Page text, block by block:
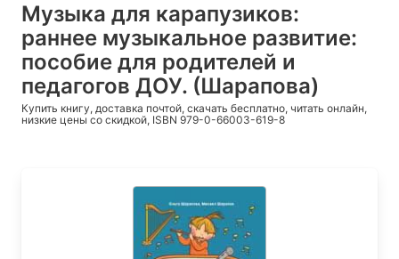
Музыка для карапузиков:
раннее музыкальное развитие:
пособие для родителей и
педагогов ДОУ. (Шарапова)
Купить книгу, доставка почтой, скачать бесплатно, читать онлайн,
низкие цены со скидкой, ISBN 979-0-66003-619-8